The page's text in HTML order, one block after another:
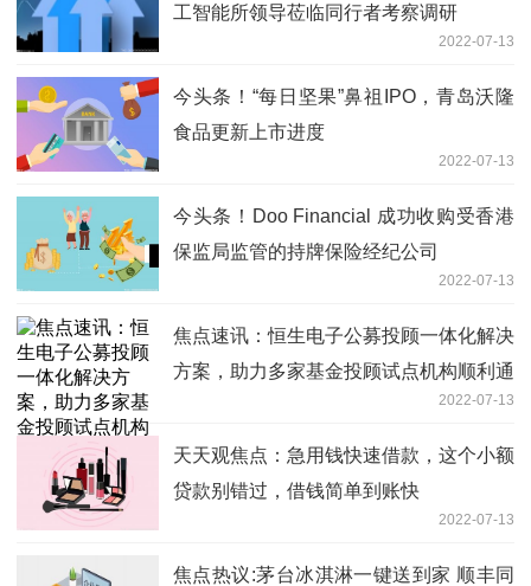
工智能所领导莅临同行者考察调研
2022-07-13
今头条！“每日坚果”鼻祖IPO，青岛沃隆
食品更新上市进度
2022-07-13
今头条！Doo Financial 成功收购受香港
保监局监管的持牌保险经纪公司
2022-07-13
焦点速讯：恒生电子公募投顾一体化解决
方案，助力多家基金投顾试点机构顺利通
2022-07-13
天天观焦点：急用钱快速借款，这个小额
贷款别错过，借钱简单到账快
2022-07-13
焦点热议:茅台冰淇淋一键送到家 顺丰同